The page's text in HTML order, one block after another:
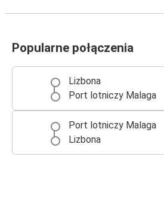
Popularne połączenia
Lizbona
Port lotniczy Malaga
Port lotniczy Malaga
Lizbona